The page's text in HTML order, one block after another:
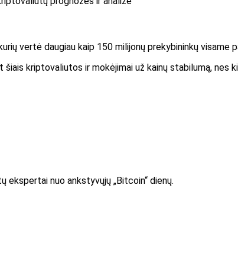
vertė daugiau kaip 150 milijonų prekybininkų visame
kriptovaliutos ir mokėjimai už kainų stabilumą, nes
ekspertai nuo ankstyvųjų „Bitcoin“ dienų.